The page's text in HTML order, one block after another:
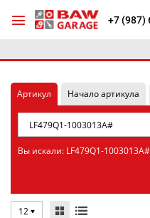
+7 (987)
Артикул Начало артикула
Вы искали: LF479Q1-1003013A#
12